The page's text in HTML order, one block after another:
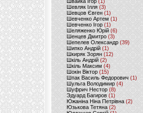
Шевляк Ілля (3)
Шевцов Євген (1)
Шевченко Артем(1)
Шевченко Ігор(1)
Шеляженко Юрій (6)
Шенцев Дмитро (3)
Шепелев Олександр (39)
Шипко Андрій(1)
Шкиряк Зорян(12)
Шкіль Андрій(2)
Шкіль Максим (4)
Шокін Віктор (15)
Шпак Василь Федорович (1)
Шульга Володимир (4)
Шуфрич Нестор(8)
Эдуард Багиров (1)
Южаніна Ніна Петрівна (2)
Юзькова Тетяна(2)